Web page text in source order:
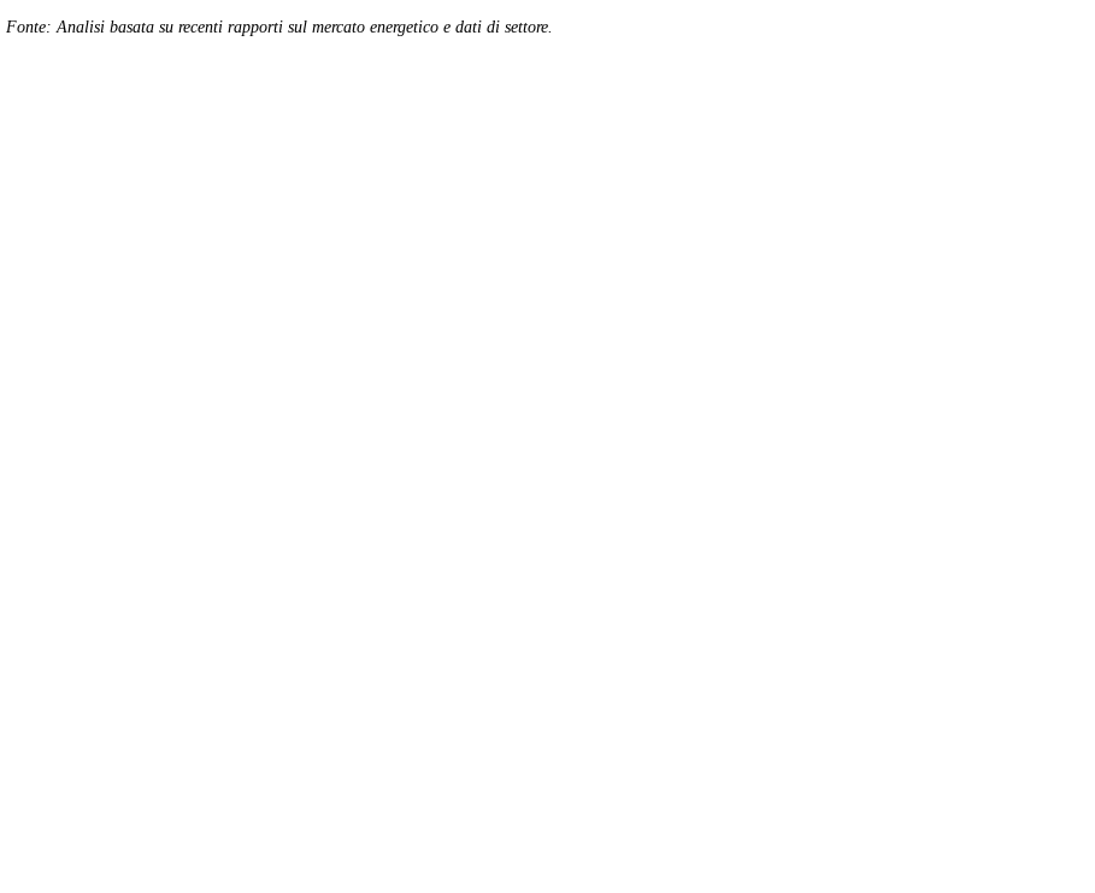
Fonte: Analisi basata su recenti rapporti sul mercato energetico e dati di settore.